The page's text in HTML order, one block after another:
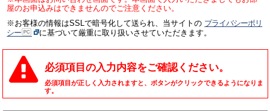
屋のお申込みはできませんのでご注意ください。
※お客様の情報はSSLで暗号化して送られ、当サイトの プライバシーポリ
シー
に基づいて厳重に取り扱いさせていただきます。
必須項目の入力内容をご確認ください。
必須項目が正しく入力されますと、ボタンがクリックできるようになりま
す。